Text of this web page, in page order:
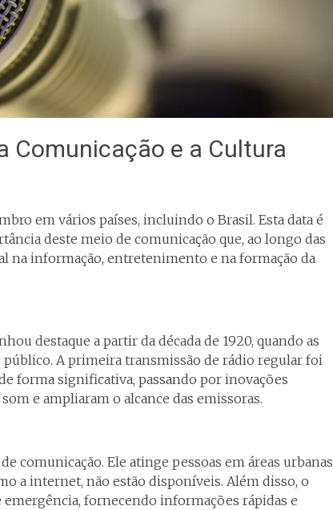
Comunicação e a Cultura
em vários países, incluindo o Brasil. Esta data é
deste meio de comunicação que, ao longo das
na informação, entretenimento e na formação da
destaque a partir da década de 1920, quando as
A primeira transmissão de rádio regular foi
forma significativa, passando por inovações
e ampliaram o alcance das emissoras.
comunicação. Ele atinge pessoas em áreas urbanas
a internet, não estão disponíveis. Além disso, o
fornecendo informações rápidas e